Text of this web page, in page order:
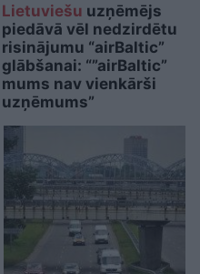
Lietuviešu uzņēmējs
piedāvā vēl nedzirdētu
risinājumu “airBaltic”
glābšanai: “”airBaltic”
mums nav vienkārši
uzņēmums”